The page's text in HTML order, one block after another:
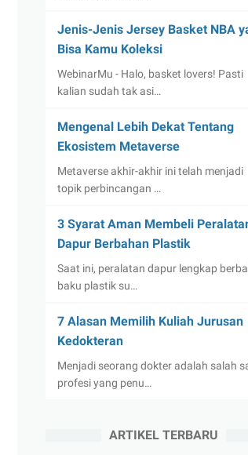
Jenis-Jenis Jersey Basket NBA
Bisa Kamu Koleksi
WebinarMu - Halo, basket lovers! Pasti
kalian sudah tak asi…
Mengenal Lebih Dekat Tentang
Ekosistem Metaverse
Metaverse akhir-akhir ini telah menjadi
topik perbincangan …
3 Syarat Aman Membeli
Dapur Berbahan Plastik
Saat ini, peralatan dapur lengkap
baku plastik su…
7 Alasan Memilih Kuliah Jurusan
Kedokteran
Menjadi seorang dokter adalah salah
profesi yang penu…
ARTIKEL TERBARU